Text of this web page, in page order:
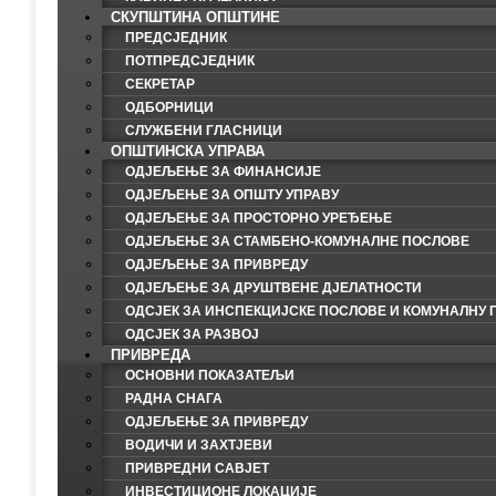
СКУПШТИНА ОПШТИНЕ
ПРЕДСЈЕДНИК
ПОТПРЕДСЈЕДНИК
СЕКРЕТАР
ОДБОРНИЦИ
СЛУЖБЕНИ ГЛАСНИЦИ
ОПШТИНСКА УПРАВА
ОДЈЕЉЕЊЕ ЗА ФИНАНСИЈЕ
ОДЈЕЉЕЊЕ ЗА ОПШТУ УПРАВУ
ОДЈЕЉЕЊЕ ЗА ПРОСТОРНО УРЕЂЕЊЕ
ОДЈЕЉЕЊЕ ЗА СТАМБЕНО-КОМУНАЛНЕ ПОСЛОВЕ
ОДЈЕЉЕЊЕ ЗА ПРИВРЕДУ
ОДЈЕЉЕЊЕ ЗА ДРУШТВЕНЕ ДЈЕЛАТНОСТИ
ОДСЈЕК ЗА ИНСПЕКЦИЈСКЕ ПОСЛОВЕ И КОМУНАЛНУ
ОДСЈЕК ЗА РАЗВОЈ
ПРИВРЕДА
ОСНОВНИ ПОКАЗАТЕЉИ
РАДНА СНАГА
ОДЈЕЉЕЊЕ ЗА ПРИВРЕДУ
ВОДИЧИ И ЗАХТЈЕВИ
ПРИВРЕДНИ САВЈЕТ
ИНВЕСТИЦИОНЕ ЛОКАЦИЈЕ